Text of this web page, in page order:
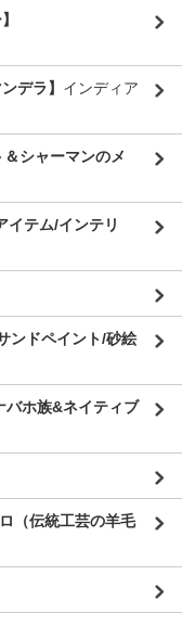
デラ】 インディア
シャーマンのメ
イテム/インテリ
ンドペイント/砂絵
バホ族&ネイティブ
（伝統工芸の羊毛